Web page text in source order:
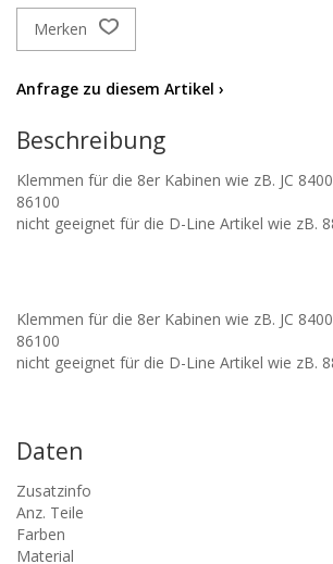
Merken
Anfrage zu diesem Artikel ›
Beschreibung
Klemmen für die 8er Kabinen wie zB. JC
86100
nicht geeignet für die D-Line Artikel wie zB.
Klemmen für die 8er Kabinen wie zB. JC
86100
nicht geeignet für die D-Line Artikel wie zB.
Daten
Zusatzinfo
Anz. Teile
Farben
Material